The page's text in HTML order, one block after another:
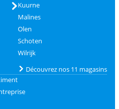
Kuurne
Malines
Olen
Schoten
Wilrijk
Découvrez nos 11 magasins